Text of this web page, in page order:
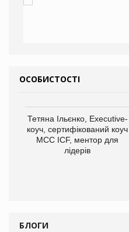
ОСОБИСТОСТІ
Тетяна Ільєнко, Executive-
коуч, сертифікований коуч
МСС ICF, ментор для
лідерів
БЛОГИ